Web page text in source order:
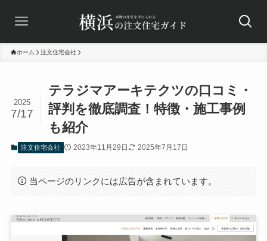
ホーム 注文住宅会社
テラジマアーキテクツの口コミ・
評判を徹底調査！特徴・施工事例
も紹介
2025
7/17
注文住宅会社 2023年11月29日 2025年7月17日
当ページのリンクには広告が含まれています。